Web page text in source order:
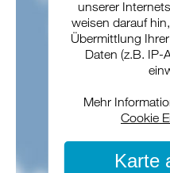
unserer
weisen darauf
Übermittlung
Daten (z.B. IP-
Mehr
Cookie
Karte